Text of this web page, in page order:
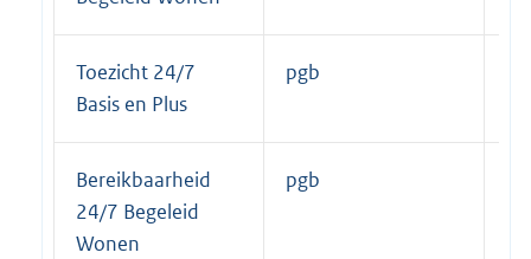
Toezicht 24/7
Basis en Plus
pgb
Bereikbaarheid
24/7 Begeleid
Wonen
pgb